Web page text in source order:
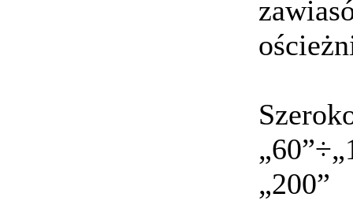
„200”